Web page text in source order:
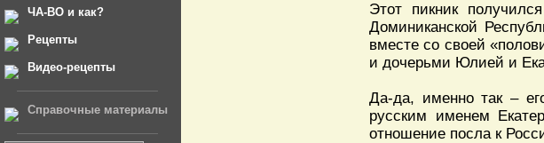
ЧА-ВО и как?
Рецепты
Видео-рецепты
Справочные материалы
Этот пикник
Доминиканской
вместе со своей
и дочерьми Юлией и
Да-да, именно так –
русским именем
отношение посла к